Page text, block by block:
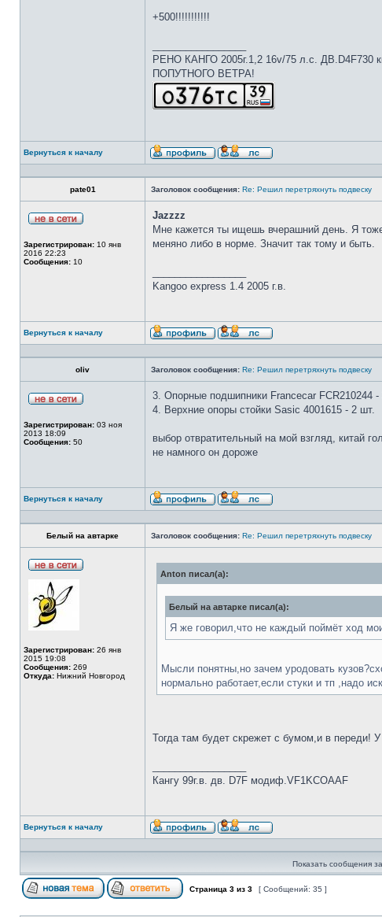
+500!!!!!!!!!!!
РЕНО КАНГО 2005г.1,2 16v/75 л.с. ДВ.D4F730
ПОПУТНОГО ВЕТРА!
Вернуться к началу
pate01 Заголовок сообщения: Re: Решил перетряхнуть подвеску
Зарегистрирован: 10 янв
2016 22:23
Сообщения: 10
Jazzzz
Мне кажется ты ищешь вчерашний день. Я
меняно либо в норме. Значит так тому и быть.
Kangoo express 1.4 2005 г.в.
Вернуться к началу
oliv Заголовок сообщения: Re: Решил перетряхнуть подвеску
Зарегистрирован: 03 ноя
2013 18:09
Сообщения: 50
3. Опорные подшипники Francecar FCR210244 -
4. Верхние опоры стойки Sasic 4001615 - 2 шт.
выбор отвратительный на мой взгляд, китай
не намного он дороже
Вернуться к началу
Белый на автарке Заголовок сообщения: Re: Решил перетряхнуть подвеску
Зарегистрирован: 26 янв
2015 19:08
Сообщения: 269
Откуда: Нижний Новгород
Anton писал(а):
Белый на автарке писал(а):
Я же говорил,что не каждый поймёт ход
Мысли понятны,но зачем уродовать
нормально работает,если стуки и тп ,надо
Тогда там будет скрежет с бумом,и в переди!
Кангу 99г.в. дв. D7F модиф.VF1KCOAAF
Вернуться к началу
Показать сообщения
Страница 3 из 3 [ Сообщений: 35 ]